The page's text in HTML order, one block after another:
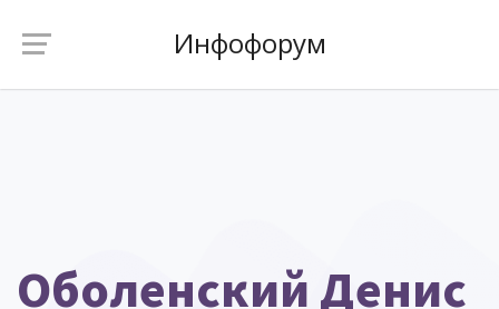
Инфофорум
Оболенский Денис